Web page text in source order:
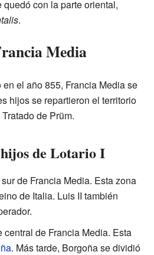
quedó con la parte oriental,
.
Media
el año 855, Francia Media se
hijos se repartieron el territorio
de Prüm.
de Lotario I
de Francia Media. Esta zona
de Italia. Luis II también
central de Francia Media. Esta
. Más tarde, Borgoña se dividió